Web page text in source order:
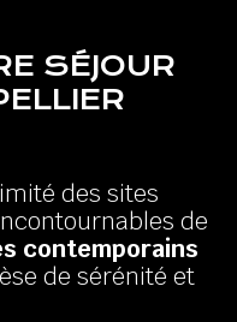
SÉJOUR
des sites
de
contemporains
de sérénité et